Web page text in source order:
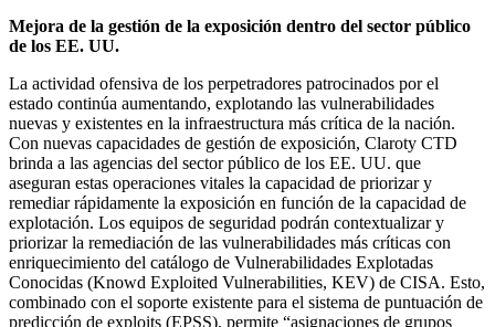
Mejora de la gestión de la exposición dentro del sector público
de los EE. UU.
La actividad ofensiva de los perpetradores patrocinados por el
estado continúa aumentando, explotando las vulnerabilidades
nuevas y existentes en la infraestructura más crítica de la nación.
Con nuevas capacidades de gestión de exposición, Claroty CTD
brinda a las agencias del sector público de los EE. UU. que
aseguran estas operaciones vitales la capacidad de priorizar y
remediar rápidamente la exposición en función de la capacidad de
explotación. Los equipos de seguridad podrán contextualizar y
priorizar la remediación de las vulnerabilidades más críticas con
enriquecimiento del catálogo de Vulnerabilidades Explotadas
Conocidas (Knowd Exploited Vulnerabilities, KEV) de CISA. Esto,
combinado con el soporte existente para el sistema de puntuación de
predicción de exploits (EPSS), permite “asignaciones de grupos